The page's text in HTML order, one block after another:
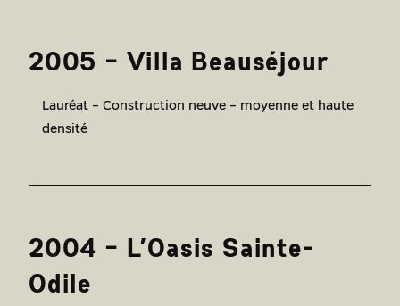
2005 – Villa Beauséjour
Lauréat – Construction neuve – moyenne et haute
densité
2004 – L’Oasis Sainte-
Odile